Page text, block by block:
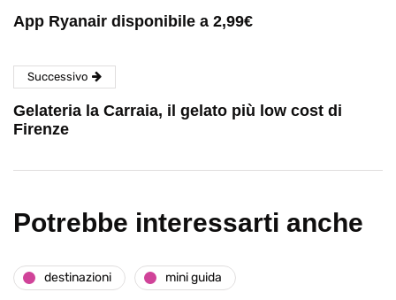
App Ryanair disponibile a 2,99€
Successivo
Gelateria la Carraia, il gelato più low cost di
Firenze
Potrebbe interessarti anche
destinazioni mini guida